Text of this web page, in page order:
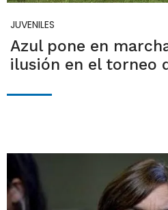
JUVENILES
Azul pone en
ilusión en el torneo